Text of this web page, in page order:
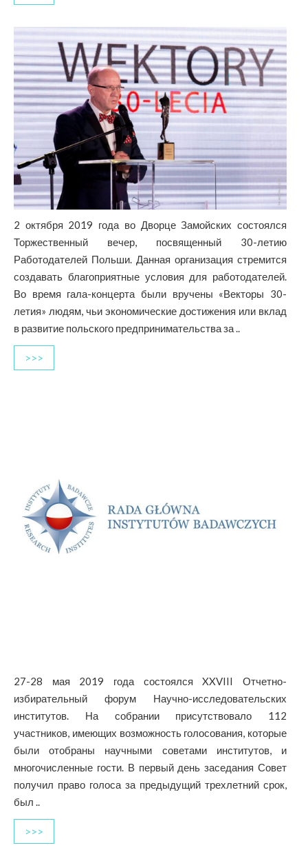
2 октября 2019 года во Дворце Замойских состоялся
Торжественный вечер, посвященный 30-летию
Работодателей Польши. Данная организация стремится
создавать благоприятные условия для работодателей.
Во время гала-концерта были вручены «Векторы 30-
летия» людям, чьи экономические достижения или вклад
в развитие польского предпринимательства за ..
>>>
27-28 мая 2019 года состоялся XXVIII Отчетно-
избирательный форум Научно-исследовательских
институтов. На собрании присутствовало 112
участников, имеющих возможность голосования, которые
были отобраны научными советами институтов, и
многочисленные гости. В первый день заседания Совет
получил право голоса за предыдущий трехлетний срок,
был ..
>>>